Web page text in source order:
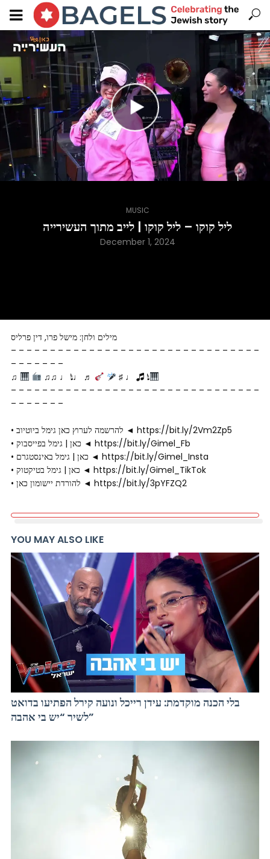
MUSIC
ליל קוקו – ליל קוקו | לייב מתוך העשירייה
December 1, 2024
מילים ולחן: מישל פרו, דין פרליס
– – – – – – – – – – – – – – – – – – – – – – – – – – – – – – – –
– – – – – – –
♫
♫♫ ♩ 𝅘𝅥𝅯 ♩ ♬
♯ ♩ 🎜 𝅘𝅥𝅯
– – – – – – – – – – – – – – – – – – – – – – – – – – – – – – – –
– – – – – – –
• להרשמה לערוץ כאן גימל ביוטיוב ◄ https://bit.ly/2Vm2Zp5
• כאן | גימל בפייסבוק ◄ https://bit.ly/Gimel_Fb
• כאן | גימל באינסטגרם ◄ https://bit.ly/Gimel_Insta
• כאן | גימל בטיקטוק ◄ https://bit.ly/Gimel_TikTok
• להורדת יישומון כאן ◄ https://bit.ly/3pYFZQ2
YOU MAY ALSO LIKE
בלי הכנה מוקדמת: עידן רייכל ונועה קירל הפתיעו בדואט
לשיר “יש בי אהבה”